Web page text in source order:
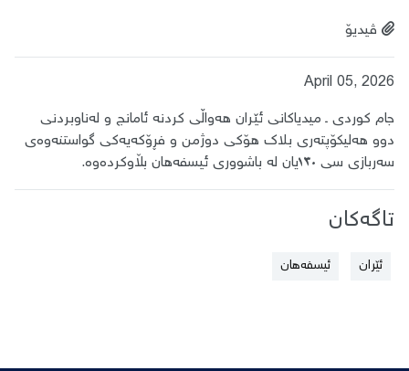
ڤیدیۆ
April 05, 2026
جام کوردی ـ میدیاکانی ئێران هەواڵی کردنە ئامانج و لەناوبردنی
دوو هەلیکۆپتەری بلاک هۆکی دوژمن و فڕۆکەیەکی گواستنەوەی
سەربازی سی ١٣٠یان لە باشووری ئیسفەهان بڵاوکردەوە.
تاگەکان
ئێران ئیسفەهان